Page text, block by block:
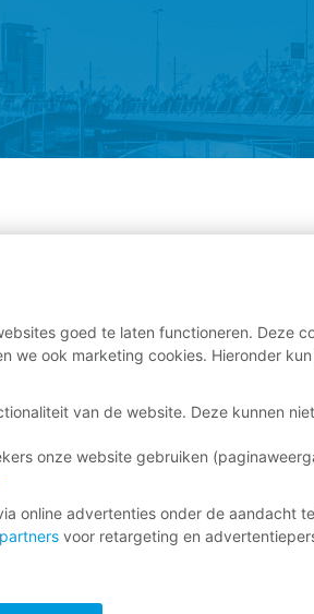
goed te laten functioneren. Deze
we ook marketing cookies. Hieronder
van de website. Deze kunnen
onze website gebruiken
online advertenties onder de aandacht
voor retargeting en